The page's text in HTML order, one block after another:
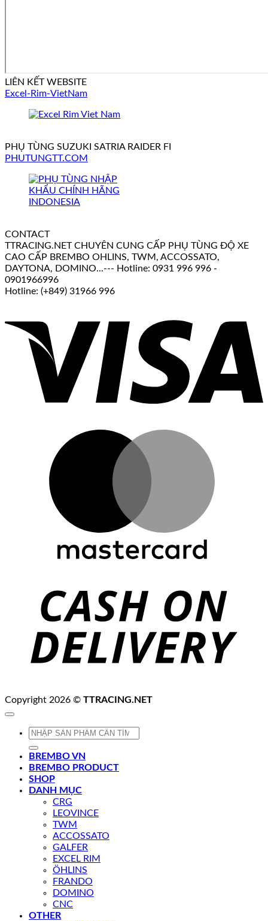
LIÊN KẾT WEBSITE
Excel-Rim-VietNam
PHỤ TÙNG SUZUKI SATRIA RAIDER FI
PHUTUNGTT.COM
CONTACT
TTRACING.NET CHUYÊN CUNG CẤP PHỤ TÙNG ĐỘ XE
CAO CẤP BREMBO OHLINS, TWM, ACCOSSATO,
DAYTONA, DOMINO...--- Hotline: 0931 996 996 -
0901966996
Hotline: (+849) 31966 996
Copyright 2026 © TTRACING.NET
Tìm
BREMBO VN
BREMBO PRODUCT
SHOP
DANH MỤC
CRG
LEOVINCE
TWM
ACCOSSATO
GALFER
EXCEL RIM
ÖHLINS
FRANDO
DOMINO
CNC
OTHER